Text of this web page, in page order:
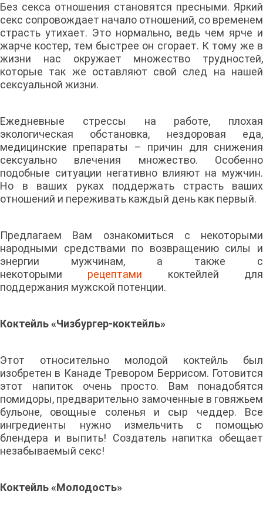
Без секса отношения становятся пресными. Яркий
секс сопровождает начало отношений, со временем
страсть утихает. Это нормально, ведь чем ярче и
жарче костер, тем быстрее он сгорает. К тому же в
жизни нас окружает множество трудностей,
которые так же оставляют свой след на нашей
сексуальной жизни.
Ежедневные стрессы на работе, плохая
экологическая обстановка, нездоровая еда,
медицинские препараты – причин для снижения
сексуально влечения множество. Особенно
подобные ситуации негативно влияют на мужчин.
Но в ваших руках поддержать страсть ваших
отношений и переживать каждый день как первый.
Предлагаем Вам ознакомиться с некоторыми
народными средствами по возвращению силы и
энергии мужчинам, а также с
некоторыми рецептами коктейлей для
поддержания мужской потенции.
Коктейль «Чизбургер-коктейль»
Этот относительно молодой коктейль был
изобретен в Канаде Тревором Беррисом. Готовится
этот напиток очень просто. Вам понадобятся
помидоры, предварительно замоченные в говяжьем
бульоне, овощные соленья и сыр чеддер. Все
ингредиенты нужно измельчить с помощью
блендера и выпить! Создатель напитка обещает
незабываемый секс!
Коктейль «Молодость»